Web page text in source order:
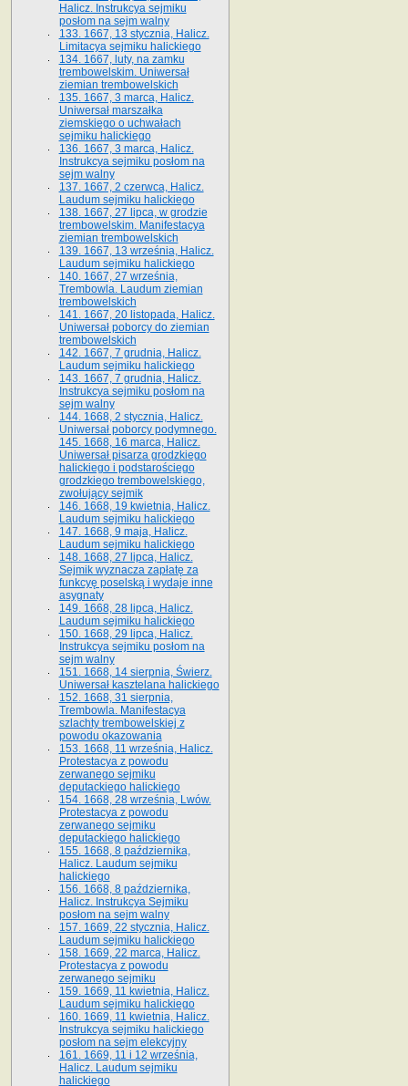
Halicz. Instrukcya sejmiku
posłom na sejm walny
133. 1667, 13 stycznia, Halicz.
Limitacya sejmiku halickiego
134. 1667, luty, na zamku
trembowelskim. Uniwersał
ziemian trembowelskich
135. 1667, 3 marca, Halicz.
Uniwersał marszałka
ziemskiego o uchwałach
sejmiku halickiego
136. 1667, 3 marca, Halicz.
Instrukcya sejmiku posłom na
sejm walny
137. 1667, 2 czerwca, Halicz.
Laudum sejmiku halickiego
138. 1667, 27 lipca, w grodzie
trembowelskim. Manifestacya
ziemian trembowelskich
139. 1667, 13 września, Halicz.
Laudum sejmiku halickiego
140. 1667, 27 września,
Trembowla. Laudum ziemian
trembowelskich
141. 1667, 20 listopada, Halicz.
Uniwersał poborcy do ziemian
trembowelskich
142. 1667, 7 grudnia, Halicz.
Laudum sejmiku halickiego
143. 1667, 7 grudnia, Halicz.
Instrukcya sejmiku posłom na
sejm walny
144. 1668, 2 stycznia, Halicz.
Uniwersał poborcy podymnego.
145. 1668, 16 marca, Halicz.
Uniwersał pisarza grodzkiego
halickiego i podstarościego
grodzkiego trembowelskiego,
zwołujący sejmik
146. 1668, 19 kwietnia, Halicz.
Laudum sejmiku halickiego
147. 1668, 9 maja, Halicz.
Laudum sejmiku halickiego
148. 1668, 27 lipca, Halicz.
Sejmik wyznacza zapłatę za
funkcyę poselską i wydaje inne
asygnaty
149. 1668, 28 lipca, Halicz.
Laudum sejmiku halickiego
150. 1668, 29 lipca, Halicz.
Instrukcya sejmiku posłom na
sejm walny
151. 1668, 14 sierpnia, Świerz.
Uniwersał kasztelana halickiego
152. 1668, 31 sierpnia,
Trembowla. Manifestacya
szlachty trembowelskiej z
powodu okazowania
153. 1668, 11 września, Halicz.
Protestacya z powodu
zerwanego sejmiku
deputackiego halickiego
154. 1668, 28 września, Lwów.
Protestacya z powodu
zerwanego sejmiku
deputackiego halickiego
155. 1668, 8 października,
Halicz. Laudum sejmiku
halickiego
156. 1668, 8 października,
Halicz. Instrukcya Sejmiku
posłom na sejm walny
157. 1669, 22 stycznia, Halicz.
Laudum sejmiku halickiego
158. 1669, 22 marca, Halicz.
Protestacya z powodu
zerwanego sejmiku
159. 1669, 11 kwietnia, Halicz.
Laudum sejmiku halickiego
160. 1669, 11 kwietnia, Halicz.
Instrukcya sejmiku halickiego
posłom na sejm elekcyjny
161. 1669, 11 i 12 września,
Halicz. Laudum sejmiku
halickiego